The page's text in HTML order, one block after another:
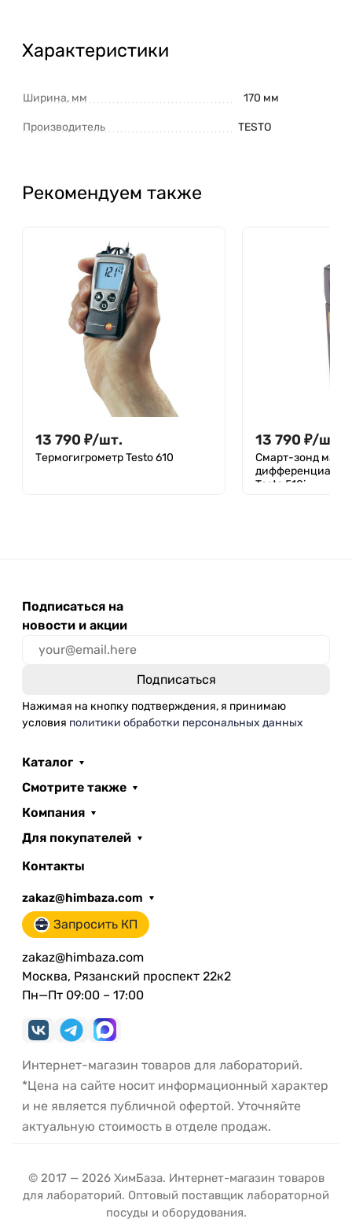
Характеристики
Ширина, мм 170 мм
Производитель TESTO
Рекомендуем также
13 790 ₽/шт.
Термогигрометр Testo 610
13 790 ₽/шт.
Смарт-зонд
Testo 510i
Подписаться на
новости и акции
Нажимая на кнопку подтверждения, я принимаю
условия политики обработки персональных данных
Каталог
Смотрите также
Компания
Для покупателей
Контакты
zakaz@himbaza.com
Запросить КП
zakaz@himbaza.com
Москва, Рязанский проспект 22к2
Пн—Пт 09:00 – 17:00
Интернет-магазин товаров для лабораторий.
*Цена на сайте носит информационный характер
и не является публичной офертой. Уточняйте
актуальную стоимость в отделе продаж.
© 2017 — 2026 ХимБаза. Интернет-магазин товаров
для лабораторий. Оптовый поставщик лабораторной
посуды и оборудования.